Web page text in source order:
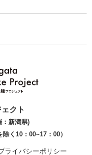
クト
：新潟県)
く10：00~17：00）
ライバシーポリシー